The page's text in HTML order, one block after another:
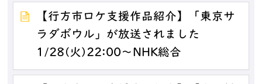
【行方市ロケ支援作品紹介】「東京サ
ラダボウル」が放送されました
1/28(火)22:00～NHK総合